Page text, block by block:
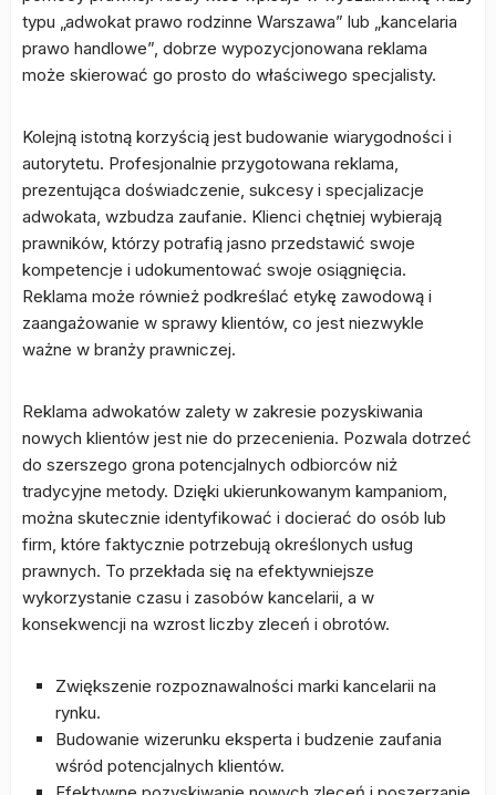
typu „adwokat prawo rodzinne Warszawa” lub „kancelaria
prawo handlowe”, dobrze wypozycjonowana reklama
może skierować go prosto do właściwego specjalisty.
Kolejną istotną korzyścią jest budowanie wiarygodności i
autorytetu. Profesjonalnie przygotowana reklama,
prezentująca doświadczenie, sukcesy i specjalizacje
adwokata, wzbudza zaufanie. Klienci chętniej wybierają
prawników, którzy potrafią jasno przedstawić swoje
kompetencje i udokumentować swoje osiągnięcia.
Reklama może również podkreślać etykę zawodową i
zaangażowanie w sprawy klientów, co jest niezwykle
ważne w branży prawniczej.
Reklama adwokatów zalety w zakresie pozyskiwania
nowych klientów jest nie do przecenienia. Pozwala dotrzeć
do szerszego grona potencjalnych odbiorców niż
tradycyjne metody. Dzięki ukierunkowanym kampaniom,
można skutecznie identyfikować i docierać do osób lub
firm, które faktycznie potrzebują określonych usług
prawnych. To przekłada się na efektywniejsze
wykorzystanie czasu i zasobów kancelarii, a w
konsekwencji na wzrost liczby zleceń i obrotów.
Zwiększenie rozpoznawalności marki kancelarii na
rynku.
Budowanie wizerunku eksperta i budzenie zaufania
wśród potencjalnych klientów.